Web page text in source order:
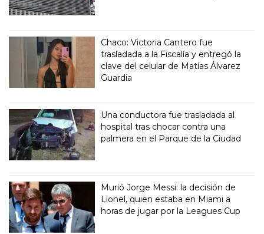
Chaco: Victoria Cantero fue
trasladada a la Fiscalía y entregó la
clave del celular de Matías Álvarez
Guardia
Una conductora fue trasladada al
hospital tras chocar contra una
palmera en el Parque de la Ciudad
Murió Jorge Messi: la decisión de
Lionel, quien estaba en Miami a
horas de jugar por la Leagues Cup